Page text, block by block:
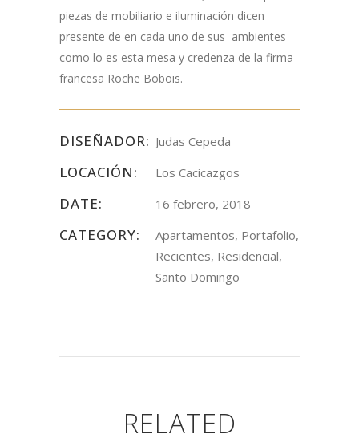
piezas de mobiliario e iluminación dicen
presente de en cada uno de sus ambientes
como lo es esta mesa y credenza de la firma
francesa Roche Bobois.
DISEÑADOR: Judas Cepeda
LOCACIÓN: Los Cacicazgos
DATE: 16 febrero, 2018
CATEGORY:
Apartamentos, Portafolio,
Recientes, Residencial,
Santo Domingo
RELATED